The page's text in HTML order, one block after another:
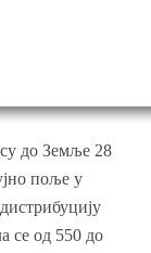
до Земље 28
поље у
се од 550 до